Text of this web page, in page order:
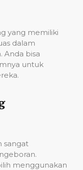
yang memiliki
dalam
Anda bisa
untuk
sangat
menggunakan